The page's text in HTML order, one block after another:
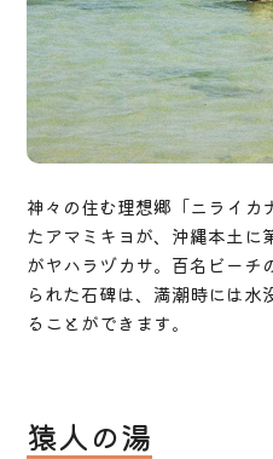
神々の住む理想郷「ニライカ
たアマミキヨが、沖縄本土に
がヤハラヅカサ。百名ビーチ
られた石碑は、満潮時には水
ることができます。
猿人の湯